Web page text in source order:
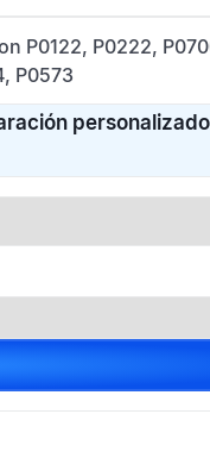
P0122, P0222,
P0573